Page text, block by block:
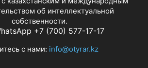
об интеллектуальной
собственности.
+7 (700) 577-17-17
с нами: info@otyrar.kz